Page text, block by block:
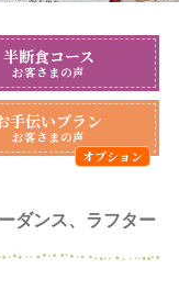
半断食コース
お客さまの声
手伝いプラン
お客さまの声
ダンス、ラフター